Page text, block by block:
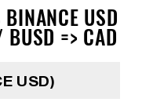
USD
=> CAD
USD)